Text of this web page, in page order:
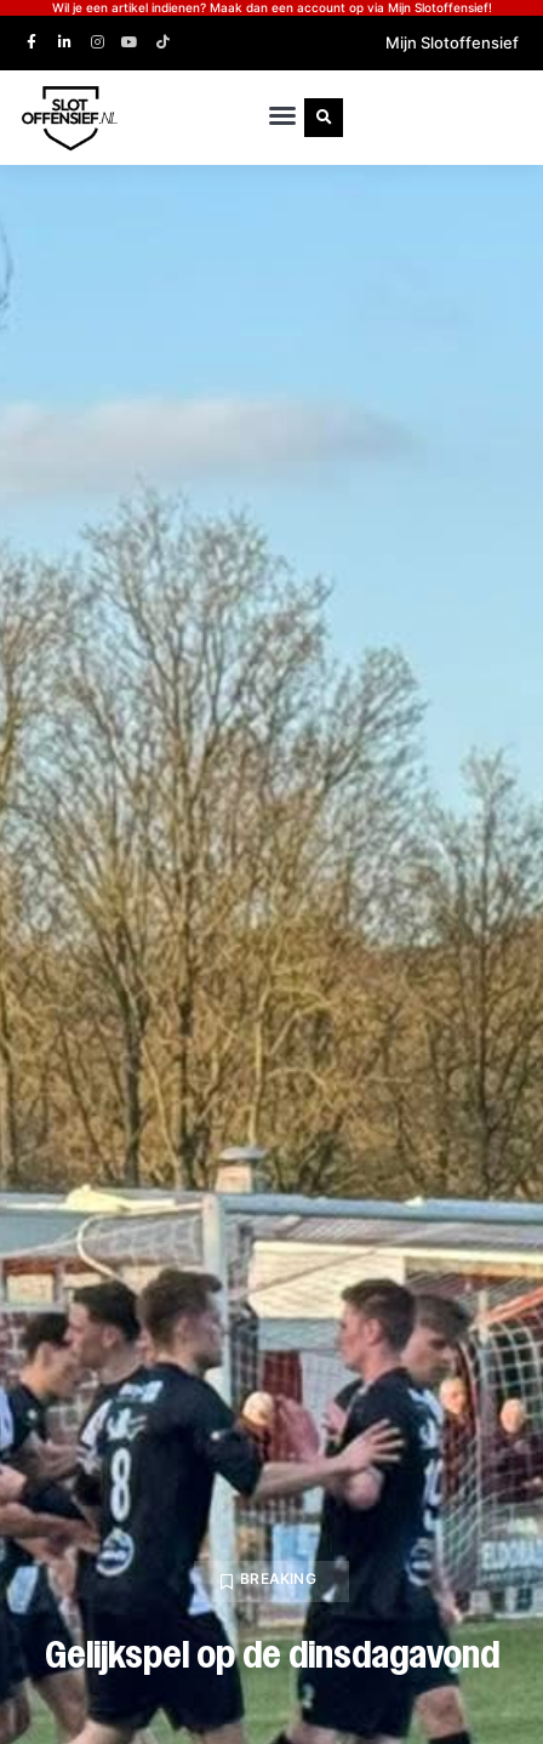
Wil je een artikel indienen? Maak dan een account op via Mijn Slotoffensief!
Mijn Slotoffensief
BREAKING
Gelijkspel op de dinsdagavond